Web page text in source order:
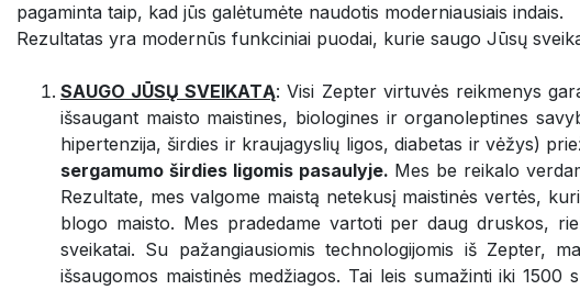
pagaminta taip, kad jūs galėtumėte naudotis moderniausiais indais.
Rezultatas yra modernūs funkciniai puodai, kurie saugo Jūsų
SAUGO JŪSŲ SVEIKATĄ: Visi Zepter virtuvės reikmenys
išsaugant maisto maistines, biologines ir organoleptines
hipertenzija, širdies ir kraujagyslių ligos, diabetas ir vėžys)
sergamumo širdies ligomis pasaulyje. Mes be reikalo
Rezultate, mes valgome maistą netekusį maistinės vertės,
blogo maisto. Mes pradedame vartoti per daug druskos,
sveikatai. Su pažangiausiomis technologijomis iš Zepter,
išsaugomos maistinės medžiagos. Tai leis sumažinti iki